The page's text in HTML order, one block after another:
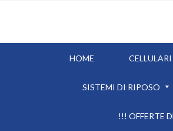
HOME
SISTEMI DI RIPOSO
!!! OFFERTE